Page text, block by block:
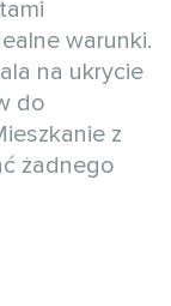
warunki.
na ukrycie
do
z
żadnego